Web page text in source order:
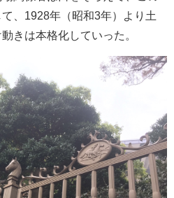
、1928年（昭和3年）より土
きは本格化していった。